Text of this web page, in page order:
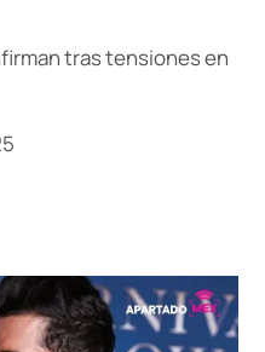
tras tensiones en